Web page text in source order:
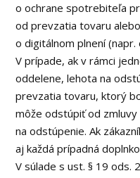
o ochrane spotrebiteľa
od prevzatia tovaru
o digitálnom plnení
V prípade, ak v rámci
oddelene, lehota na
prevzatia tovaru, ktorý
môže odstúpiť od
na odstúpenie. Ak
aj každá prípadná
V súlade s ust. § 19 ods.